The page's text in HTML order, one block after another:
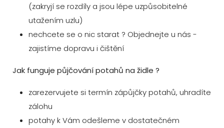
(zakryjí se rozdíly a jsou lépe uzpůsobitelné
utažením uzlu)
nechcete se o nic starat ? Objednejte u nás -
zajistíme dopravu i čištění
Jak funguje půjčování potahů na židle ?
zarezervujete si termín zápůjčky potahů, uhradíte
zálohu
potahy k Vám odešleme v dostatečném